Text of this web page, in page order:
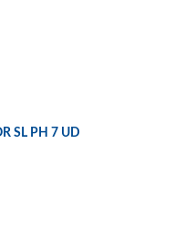
PACK DESTORNILLADOR SL PH 7 UD